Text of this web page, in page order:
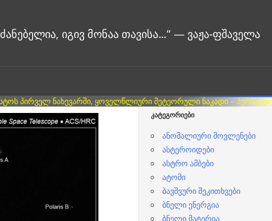
ᲙᲐᲢᲔᲒᲝᲠᲘᲔᲑᲘ
ანომალიური მოვლენები
ასტეროიდები
ასტრო ამბები
ატომი
ბავშვური შეკითხვები
ბნელი ენერგია
ბნელი მატერია